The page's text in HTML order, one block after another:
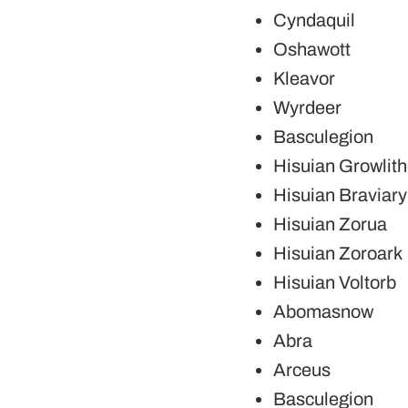
Cyndaquil
Oshawott
Kleavor
Wyrdeer
Basculegion
Hisuian
Hisuian Braviary
Hisuian Zorua
Hisuian Zoroark
Hisuian Voltorb
Abomasnow
Abra
Arceus
Basculegion